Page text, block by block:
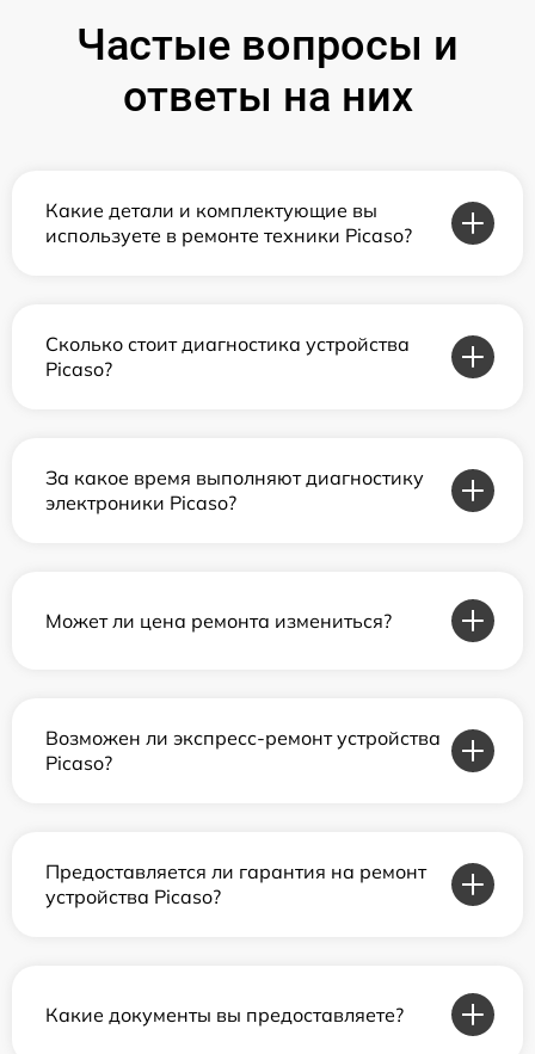
Частые вопросы и
ответы на них
Какие детали и комплектующие вы
используете в ремонте техники Picaso?
Сколько стоит диагностика устройства
Picaso?
За какое время выполняют диагностику
электроники Picaso?
Может ли цена ремонта измениться?
Возможен ли экспресс-ремонт устройства
Picaso?
Предоставляется ли гарантия на ремонт
устройства Picaso?
Какие документы вы предоставляете?